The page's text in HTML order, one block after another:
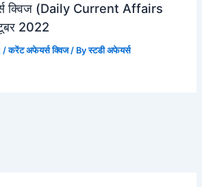
क्विज (Daily Current Affairs
2022
/करेंट अफेयर्स क्विज/ Byस्टडी अफेयर्स